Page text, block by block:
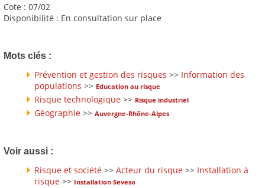
Cote : 07/02
Disponibilité : En consultation sur place
Mots clés :
Prévention et gestion des risques >> Information des
populations >> Education au risque
Risque technologique >> Risque industriel
Géographie >> Auvergne-Rhône-Alpes
Voir aussi :
Risque et société >> Acteur du risque >> Installation à
risque >> Installation Seveso